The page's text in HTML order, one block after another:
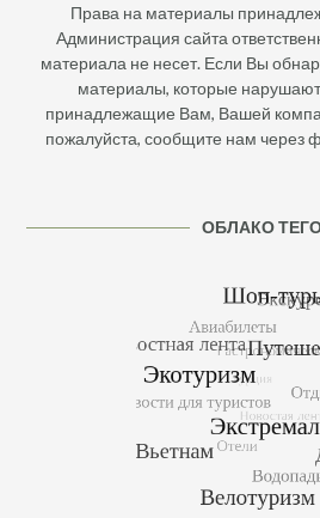
Права на материалы
Администрация сайта
материала не несет. Если Вы
материалы, которые нарушают
принадлежащие Вам, Вашей
пожалуйста, сообщите нам через
ОБЛАКО